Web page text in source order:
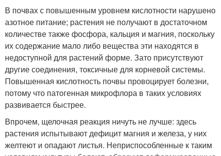
В почвах с повышенным уровнем кислотности нарушено
азотное питание; растения не получают в достаточном
количестве также фосфора, кальция и магния, поскольку
их содержание мало либо вещества эти находятся в
недоступной для растений форме. Зато присутствуют
другие соединения, токсичные для корневой системы.
Повышенная кислотность почвы провоцирует болезни,
потому что патогенная микрофлора в таких условиях
развивается быстрее.
Впрочем, щелочная реакция ничуть не лучше: здесь
растения испытывают дефицит магния и железа, у них
желтеют и опадают листья. Неприспособленные к таким